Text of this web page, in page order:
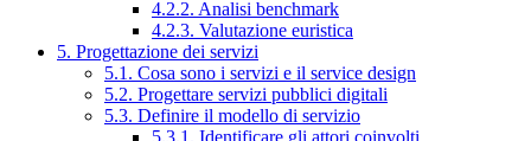
4.2.2. Analisi benchmark
4.2.3. Valutazione euristica
5. Progettazione dei servizi
5.1. Cosa sono i servizi e il service design
5.2. Progettare servizi pubblici digitali
5.3. Definire il modello di servizio
5.3.1. Identificare gli attori coinvolti